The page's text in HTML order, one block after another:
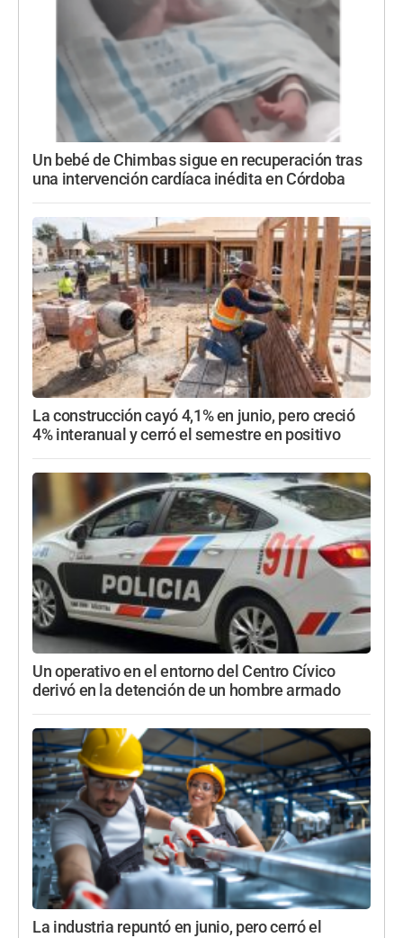
Un bebé de Chimbas sigue en recuperación tras
una intervención cardíaca inédita en Córdoba
La construcción cayó 4,1% en junio, pero creció
4% interanual y cerró el semestre en positivo
Un operativo en el entorno del Centro Cívico
derivó en la detención de un hombre armado
La industria repuntó en junio, pero cerró el